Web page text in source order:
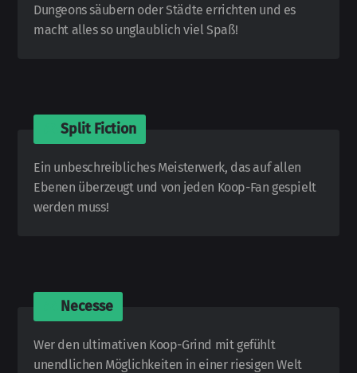
Dungeons säubern oder Städte errichten und es
macht alles so unglaublich viel Spaß!
Split Fiction
Ein unbeschreibliches Meisterwerk, das auf allen
Ebenen überzeugt und von jeden Koop-Fan gespielt
werden muss!
Necesse
Wer den ultimativen Koop-Grind mit gefühlt
unendlichen Möglichkeiten in einer riesigen Welt